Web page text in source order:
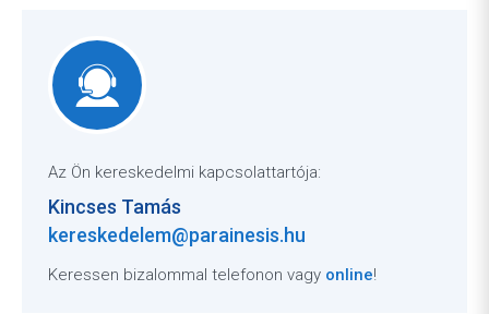
Az Ön kereskedelmi kapcsolattartója:
Kincses Tamás
kereskedelem@parainesis.hu
Keressen bizalommal telefonon vagy online!